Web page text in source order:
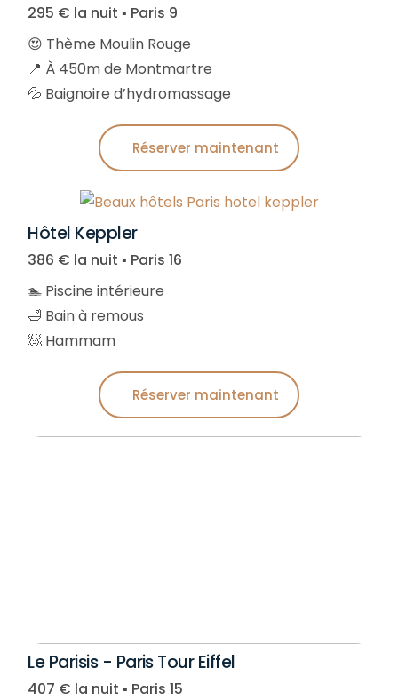
295 € la nuit ▪︎ Paris 9
😍 Thème Moulin Rouge
📍 À 450m de Montmartre
💦 Baignoire d’hydromassage
Réserver maintenant
Hôtel Keppler
386 € la nuit ▪︎ Paris 16
🏊 Piscine intérieure
🛁 Bain à remous
🧖 Hammam
Réserver maintenant
Le Parisis - Paris Tour Eiffel
407 € la nuit ▪︎ Paris 15